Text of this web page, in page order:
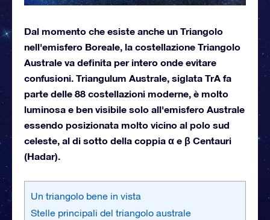
Dal momento che esiste anche un Triangolo
nell'emisfero Boreale, la costellazione Triangolo
Australe va definita per intero onde evitare
confusioni. Triangulum Australe, siglata TrA fa
parte delle 88 costellazioni moderne, è molto
luminosa e ben visibile solo all'emisfero Australe
essendo posizionata molto vicino al polo sud
celeste, al di sotto della coppia α e β Centauri
(Hadar).
Un triangolo bene in vista
Stelle principali del triangolo australe